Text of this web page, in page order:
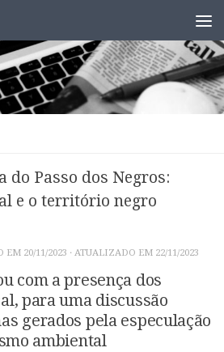
do Passo dos Negros:
e o território negro
EM 20/11/2023 · ATUALIZADO EM 22/11/2023
com a presença dos
para uma discussão
gerados pela especulação
ambiental